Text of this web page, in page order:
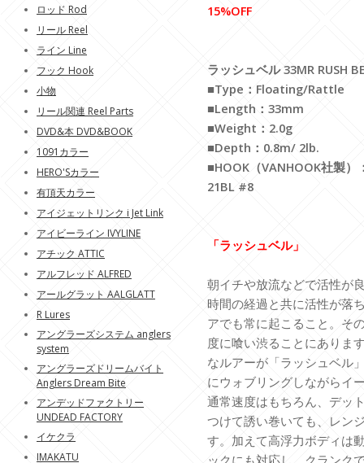
15%OFF
ラッシュベル 33MR RUSH
■Type：Floating/Rattle
■Length：33mm
■Weight：2.0g
■Depth：0.8m/ 2lb.
■HOOK（VANHOOK社製）
21BL #8
「ラッシュベル」
朝イチや放流などで活性が
時間の経過と共に活性が落
アでも常に起こること。そ
度に喰い渋ることにありま
なルアーが「ラッシュベル
にウォブリングしながらイ
通常速度はもちろん、デッ
つけて誘い巻いても、レン
す。加えて高浮力ボディは
ックにも対応し、クランク
ロッド Rod
リール Reel
ライン Line
フック Hook
小物
リール関連 Reel Parts
DVD&本 DVD&BOOK
1091カラー
HERO'Sカラー
有頂天カラー
アイジェットリンク i Jet Link
アイビーライン IVYLINE
アチック ATTIC
アルフレッド ALFRED
アールグラット AALGLATT
R Lures
アングラーズシステム anglers
system
アングラーズドリームバイト
Anglers Dream Bite
アンデッドファクトリー
UNDEAD FACTORY
イケクラ
IMAKATU